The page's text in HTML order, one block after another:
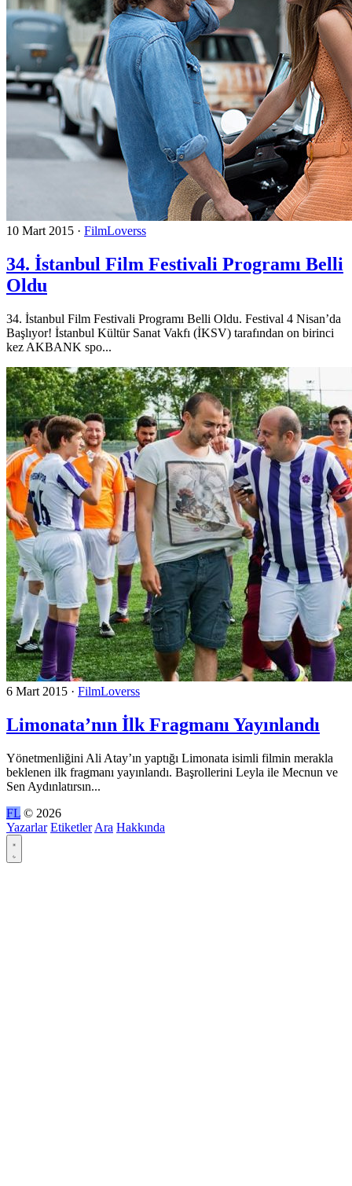
10 Mart 2015 · FilmLoverss
34. İstanbul Film Festivali Programı Belli
Oldu
34. İstanbul Film Festivali Programı Belli Oldu. Festival 4 Nisan’da
Başlıyor! İstanbul Kültür Sanat Vakfı (İKSV) tarafından on birinci
kez AKBANK spo...
6 Mart 2015 · FilmLoverss
Limonata’nın İlk Fragmanı Yayınlandı
Yönetmenliğini Ali Atay’ın yaptığı Limonata isimli filmin merakla
beklenen ilk fragmanı yayınlandı. Başrollerini Leyla ile Mecnun ve
Sen Aydınlatırsın...
FL © 2026
Yazarlar Etiketler Ara Hakkında